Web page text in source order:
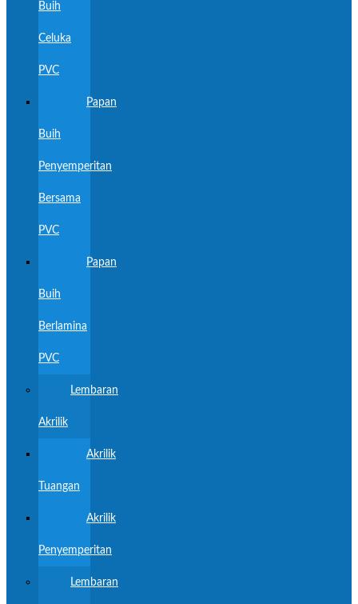
Buih
Celuka
PVC
Papan
Buih
Penyemperitan
Bersama
PVC
Papan
Buih
Berlamina
PVC
Lembaran
Akrilik
Akrilik
Tuangan
Akrilik
Penyemperitan
Lembaran